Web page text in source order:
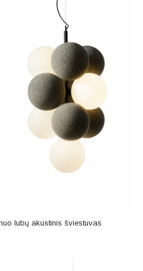
lubų akustinis šviestuvas